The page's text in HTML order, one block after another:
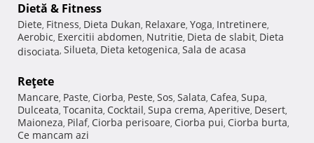
Dietă & Fitness
Diete, Fitness, Dieta Dukan, Relaxare, Yoga, Intretinere,
Aerobic, Exercitii abdomen, Nutritie, Dieta de slabit, Dieta
disociata, Silueta, Dieta ketogenica, Sala de acasa
Reţete
Mancare, Paste, Ciorba, Peste, Sos, Salata, Cafea, Supa,
Dulceata, Tocanita, Cocktail, Supa crema, Aperitive, Desert,
Maioneza, Pilaf, Ciorba perisoare, Ciorba pui, Ciorba burta,
Ce mancam azi